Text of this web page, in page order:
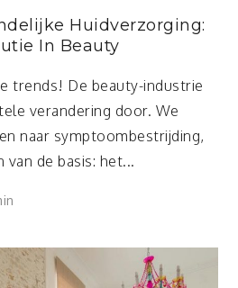
Huidverzorging:
In Beauty
trends! De beauty-industrie
verandering door. We
naar symptoombestrijding,
van de basis: het...